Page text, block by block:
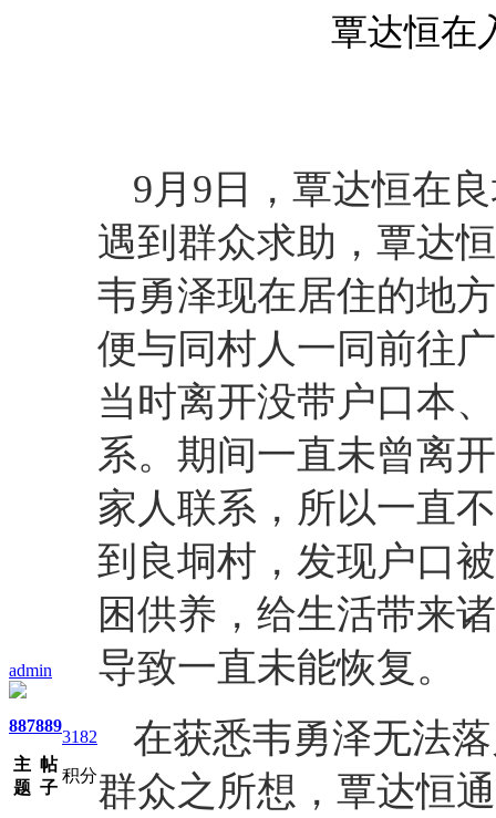
admin
887
主
题
889
帖
子
3182
积分
覃达恒在
9月9日，覃达恒在
遇到群众求助，覃达
韦勇泽现在居住的地
便与同村人一同前往
当时离开没带户口本
系。期间一直未曾离
家人联系，所以一直
到良垌村，发现户口
困供养，给生活带来
导致一直未能恢复。
在获悉韦勇泽无法
群众之所想，覃达恒